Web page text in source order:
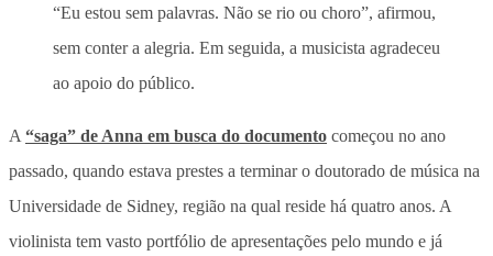
“Eu estou sem palavras. Não se rio ou choro”, afirmou,
sem conter a alegria. Em seguida, a musicista agradeceu
ao apoio do público.
A “saga” de Anna em busca do documento começou no ano
passado, quando estava prestes a terminar o doutorado de música na
Universidade de Sidney, região na qual reside há quatro anos. A
violinista tem vasto portfólio de apresentações pelo mundo e já